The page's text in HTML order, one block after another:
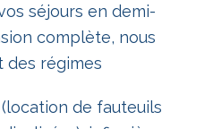
séjours en demi-
complète, nous
des régimes
de fauteuils